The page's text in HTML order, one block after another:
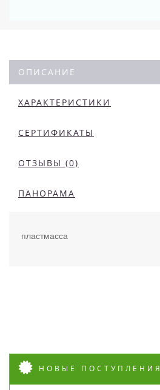
ОПИСАНИЕ
ХАРАКТЕРИСТИКИ
СЕРТИФИКАТЫ
ОТЗЫВЫ (0)
ПАНОРАМА
пластмасса
НОВЫЕ ПОСТУПЛЕНИЯ